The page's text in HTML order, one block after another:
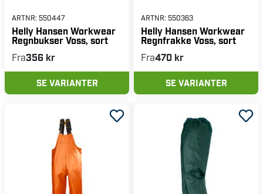
ARTNR: 550447
Helly Hansen Workwear
Regnbukser Voss, sort
Fra356 kr
SE VARIANTER
ARTNR: 550363
Helly Hansen Workwear
Regnfrakke Voss, sort
Fra470 kr
SE VARIANTER